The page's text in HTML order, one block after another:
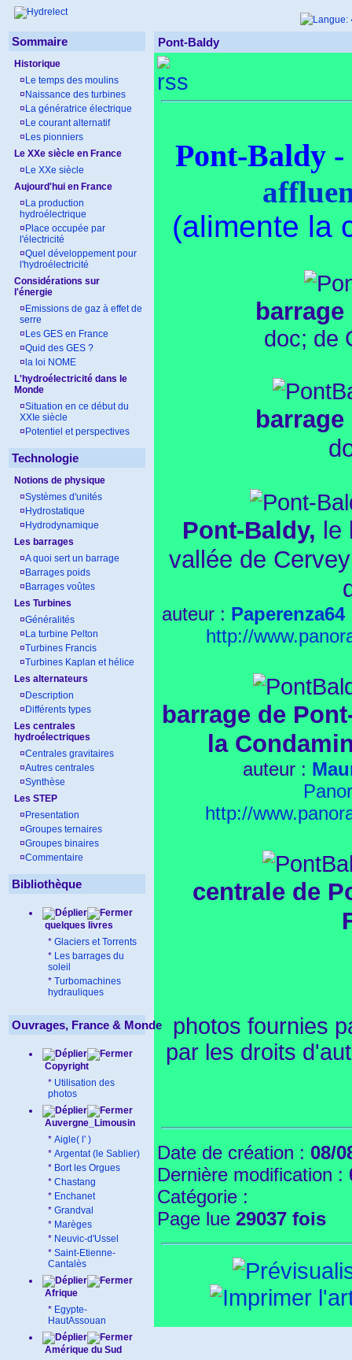
Sommaire
Historique
¤ Le temps des moulins
¤ Naissance des turbines
¤ La génératrice électrique
¤ Le courant alternatif
¤ Les pionniers
Le XXe siècle en France
¤ Le XXe siècle
Aujourd'hui en France
¤ La production
hydroélectrique
¤ Place occupée par
l'électricité
¤Quel développement pour
l'hydroélectricité
Considérations sur
l'énergie
¤ Emissions de gaz à effet de
serre
¤ Les GES en France
¤Quid des GES ?
¤ la loi NOME
L'hydroélectricité dans le
Monde
¤Situation en ce début du
XXIe siècle
¤ Potentiel et perspectives
Technologie
Notions de physique
¤Systèmes d'unités
¤ Hydrostatique
¤ Hydrodynamique
Les barrages
¤A quoi sert un barrage
¤ Barrages poids
¤ Barrages voûtes
Les Turbines
¤Généralités
¤ La turbine Pelton
¤Turbines Francis
¤Turbines Kaplan et hélice
Les alternateurs
¤ Description
¤ Différents types
Les centrales
hydroélectriques
¤Centrales gravitaires
¤Autres centrales
¤Synthèse
Les STEP
¤ Presentation
¤Groupes ternaires
¤Groupes binaires
¤Commentaire
Bibliothèque
quelques livres
* Glaciers et Torrents
* Les barrages du
soleil
* Turbomachines
hydrauliques
Ouvrages, France & Monde
Copyright
* Utilisation des
photos
Auvergne_Limousin
* Aigle( l' )
* Argentat (le Sablier)
* Bort les Orgues
* Chastang
* Enchanet
* Grandval
* Marèges
* Neuvic-d'Ussel
* Saint-Etienne-
Cantalès
Afrique
* Egypte-
HautAssouan
Amérique du Sud
Pont-Baldy
Pont-
(alimente la
doc; de
Pont-Baldy, le
vallée de
auteur : Paperenza64
http://
barrage de
la
auteur :
http://
centrale de
photos fournies
par les droits
Date de création : 08/
Dernière modification :
Catégorie :
Page lue 29037 fois